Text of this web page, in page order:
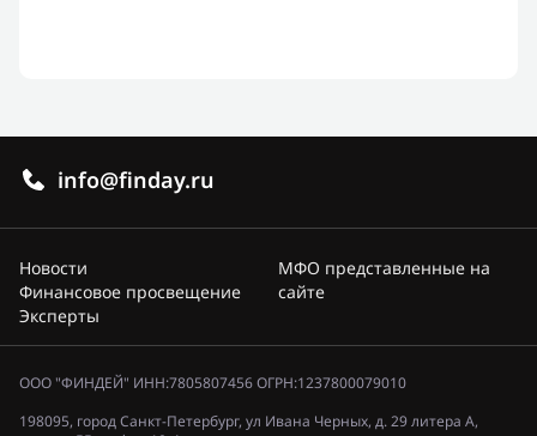
info@finday.ru
Новости
Финансовое просвещение
Эксперты
МФО представленные на
сайте
ООО "ФИНДЕЙ" ИНН:7805807456 ОГРН:1237800079010
198095, город Санкт-Петербург, ул Ивана Черных, д. 29 литера А,